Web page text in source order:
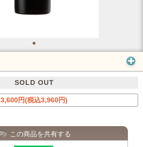
SOLD OUT
3,600円(税込3,960円)
この商品を共有する